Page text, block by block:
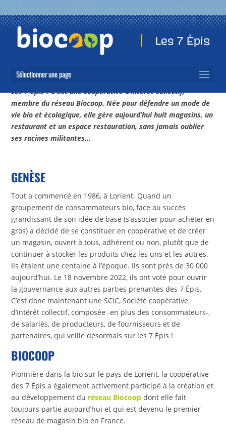
Sélectionner une page
Les 7 Épis ? C’est une coopérative d’intérêt collectif,
membre du réseau Biocoop. Née pour défendre un mode de
vie bio et écologique, elle gère aujourd’hui huit magasins, un
restaurant et un espace restauration, sans jamais oublier
ses racines militantes…
GENÈSE
Tout a commencé en 1986, à Lorient. Quand un
groupement de consommateurs bio, face au succès
grandissant de son idée de base (s’associer pour acheter en
gros) a décidé de se constituer en coopérative et de créer
un magasin, ouvert à tous, adhérent ou non, plutôt que de
continuer à stocker les produits chez les uns et les autres.
Ils étaient une centaine à l’époque. Ils sont près de 30 000
aujourd’hui. Le 18 novembre 2022, ils ont voté pour ouvrir
la gouvernance aux autres parties prenantes des 7 Épis.
C’est donc maintenant une SCIC, Société coopérative
d’intérêt collectif, composée -en plus des consommateurs-,
de salariés, de producteurs, de fournisseurs et de
partenaires, qui veille désormais sur les 7 Épis !
BIOCOOP
Pionnière dans la bio sur le pays de Lorient, la coopérative
des 7 Épis a également activement participé à la création et
au développement du réseau Biocoop dont elle fait
toujours partie aujourd’hui et qui est devenu le premier
réseau de magasin bio en France.